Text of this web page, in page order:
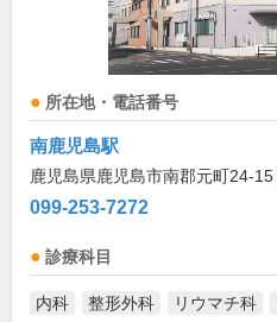
所在地・電話番号
南鹿児島駅
鹿児島県鹿児島市南郡元町24-15
099-253-7272
診療科目
内科 整形外科 リウマチ科